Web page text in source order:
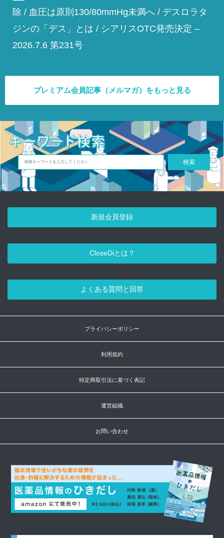
除 / 血圧は原則130/80mmHg未満へ / デスロラタ
ジンの「デス」とは / シアリスOTC発売決定 –
2026.7.6 第231号
プレミアム会員記事（メルマガ）をもっと見る
検索
新規会員登録
CloseDiとは？
よくある質問と回答
プライバシーポリシー
利用規約
特定商取引法に基づく表記
運営組織
お問い合わせ